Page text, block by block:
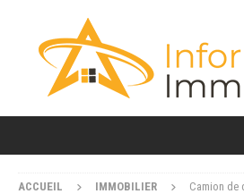
ACCUEIL IMMOBILIER
Camion de